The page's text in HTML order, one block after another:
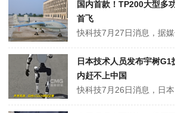
国内首款！TP200大型多
首飞
日本技术人员发布宇树G1
内赶不上中国